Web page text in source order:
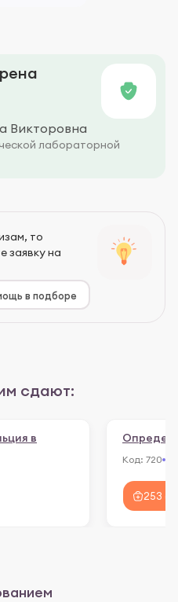
Викторовна
лабораторной
то
заявку на
в подборе
сдают:
в
Код: 720
253 ₽